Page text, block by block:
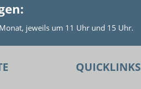
jeweils um 11 Uhr und 15 Uhr.
QUICKLINKS